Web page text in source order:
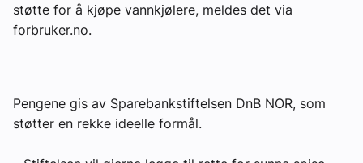
Om VVS Aktuelt
Annonsere i VVS Aktuelt
Kontakt oss
støtte for å kjøpe vannkjølere, meldes det via
forbruker.no.
Pengene gis av Sparebankstiftelsen DnB NOR, som
støtter en rekke ideelle formål.